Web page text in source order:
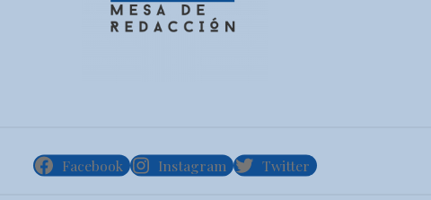
Facebook Instagram Twitter